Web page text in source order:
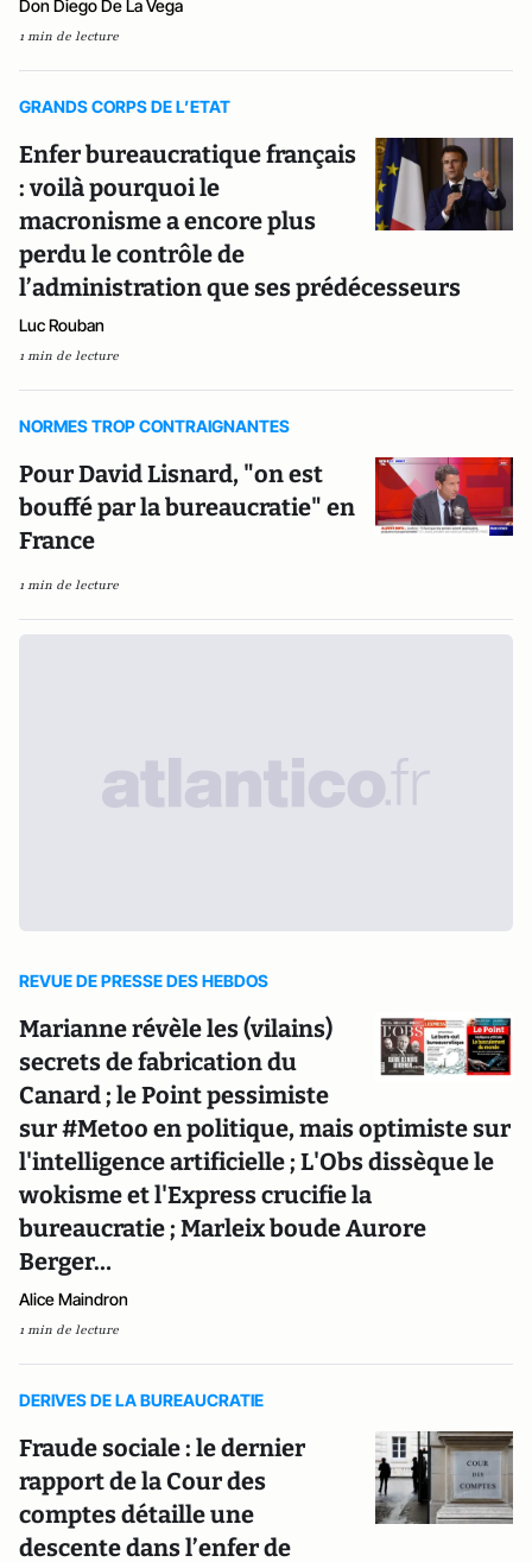
Don Diego De La Vega
1 min de lecture
GRANDS CORPS DE L’ETAT
Enfer bureaucratique français
: voilà pourquoi le
macronisme a encore plus
perdu le contrôle de
l’administration que ses prédécesseurs
Luc Rouban
1 min de lecture
NORMES TROP CONTRAIGNANTES
Pour David Lisnard, "on est
bouffé par la bureaucratie" en
France
1 min de lecture
REVUE DE PRESSE DES HEBDOS
Marianne révèle les (vilains)
secrets de fabrication du
Canard ; le Point pessimiste
sur #Metoo en politique, mais optimiste sur
l'intelligence artificielle ; L'Obs dissèque le
wokisme et l'Express crucifie la
bureaucratie ; Marleix boude Aurore
Berger…
Alice Maindron
1 min de lecture
DERIVES DE LA BUREAUCRATIE
Fraude sociale : le dernier
rapport de la Cour des
comptes détaille une
descente dans l’enfer de